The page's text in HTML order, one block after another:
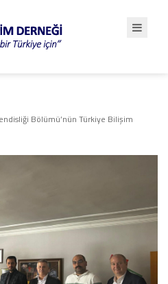
Bölümü’nün Türkiye Bilişim